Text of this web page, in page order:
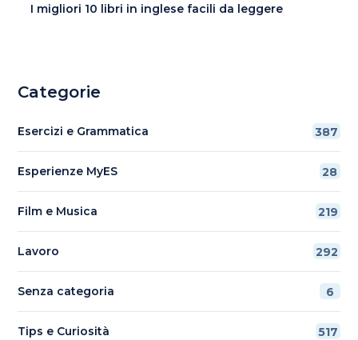
I migliori 10 libri in inglese facili da leggere
Categorie
Esercizi e Grammatica 387
Esperienze MyES 28
Film e Musica 219
Lavoro 292
Senza categoria 6
Tips e Curiosità 517